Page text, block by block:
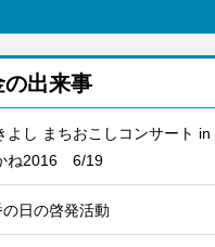
の出来事
よし まちおこしコンサート in
ね2016 6/19
日の啓発活動